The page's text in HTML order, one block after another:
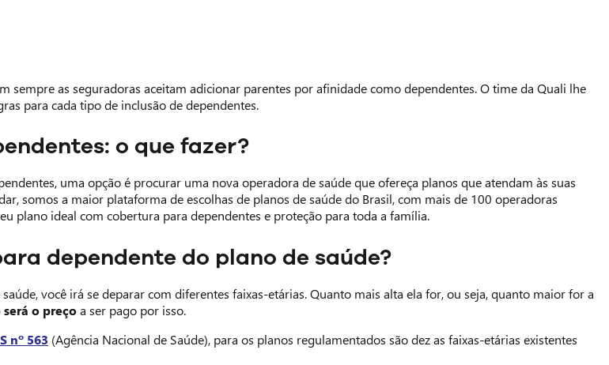
sempre as seguradoras aceitam adicionar parentes por afinidade como dependentes. O time da Quali lhe
para cada tipo de inclusão de dependentes.
o que fazer?
uma opção é procurar uma nova operadora de saúde que ofereça planos que atendam às suas
somos a maior plataforma de escolhas de planos de saúde do Brasil, com mais de 100 operadoras
plano ideal com cobertura para dependentes e proteção para toda a família.
dependente do plano de saúde?
você irá se deparar com diferentes faixas-etárias. Quanto mais alta ela for, ou seja, quanto maior for a
será o preçoa ser pago por isso.
nº 563 (Agência Nacional de Saúde), para os planos regulamentados são dez as faixas-etárias existentes